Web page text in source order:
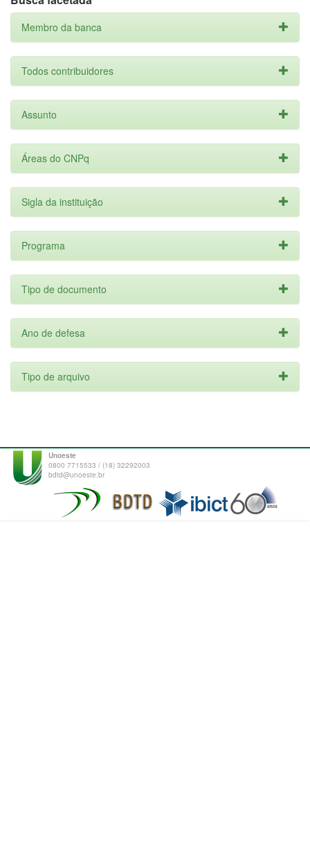
Membro da banca
Todos contribuidores
Assunto
Áreas do CNPq
Sigla da instituição
Programa
Tipo de documento
Ano de defesa
Tipo de arquivo
Unoeste
0800 7715533 / (18) 32292003
bdtd@unoeste.br